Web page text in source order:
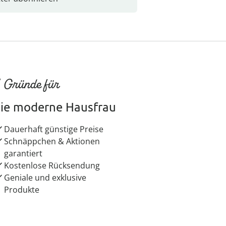
für
moderne Hausfrau
Dauerhaft günstige Preise
Schnäppchen & Aktionen
garantiert
Kostenlose Rücksendung
Geniale und exklusive
Produkte